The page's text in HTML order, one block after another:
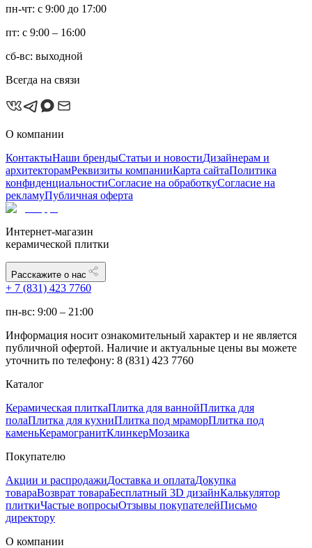
пн-чт: с 9:00 до 17:00
пт: с 9:00 – 16:00
сб-вс: выходной
Всегда на связи
О компании
КонтактыНаши брендыСтатьи и новостиДизайнерам и
архитекторамРеквизиты компанииКарта сайтаПолитика
конфиденциальностиСогласие на обработкуСогласие на
рекламуПубличная оферта
Интернет-магазин
керамической плитки
Расскажите о нас
+ 7 (831) 423 7760
пн-вс: 9:00 – 21:00
Информация носит ознакомительный характер и не является
публичной офертой. Наличие и актуальные цены вы можете
уточнить по телефону: 8 (831) 423 7760
Каталог
Керамическая плиткаПлитка для ваннойПлитка для
полаПлитка для кухниПлитка под мраморПлитка под
каменьКерамогранитКлинкерМозаика
Покупателю
Акции и распродажиДоставка и оплатаДокупка
товараВозврат товараБесплатный 3D дизайнКалькулятор
плиткиЧастые вопросыОтзывы покупателейПисьмо
директору
О компании